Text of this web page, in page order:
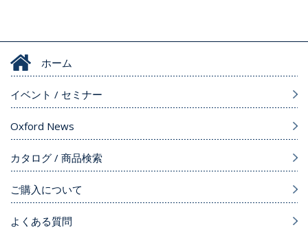
ホーム
イベント / セミナー
Oxford News
カタログ / 商品検索
ご購入について
よくある質問